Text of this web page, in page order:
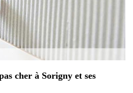
cher à Sorigny et ses